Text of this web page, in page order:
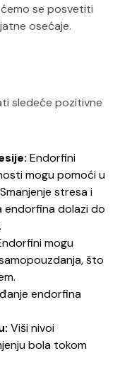
se posvetiti
osećaje.
sledeće pozitivne
Endorfini
mogu pomoći u
stresa i
endorfina dolazi do
mogu
što
endorfina
Viši nivoi
bola tokom